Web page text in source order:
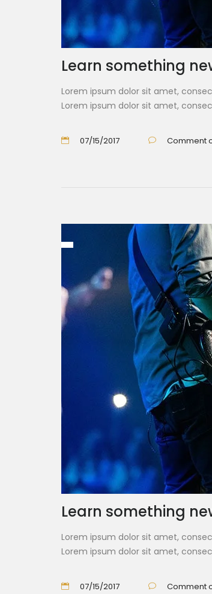
Learn something
Lorem ipsum dolor sit amet,
Lorem ipsum dolor sit amet,
07/15/2017 Comment
Learn something
Lorem ipsum dolor sit amet,
Lorem ipsum dolor sit amet,
07/15/2017 Comment